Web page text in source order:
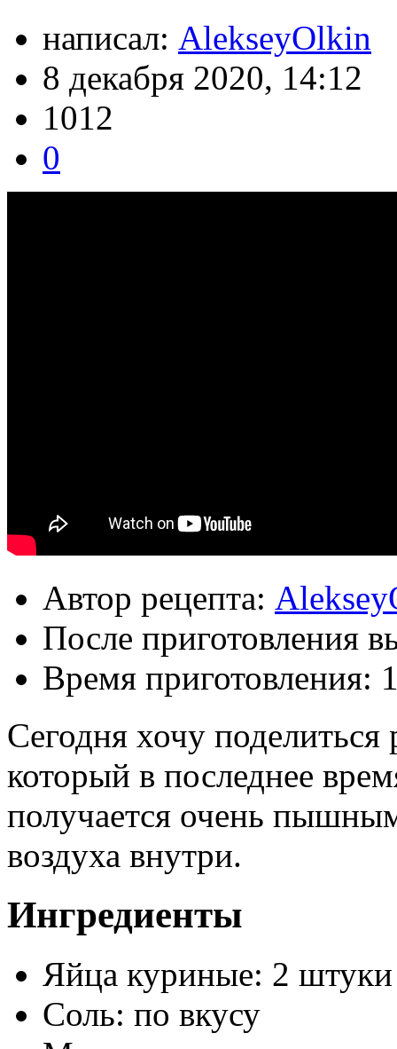
написал: AlekseyOlkin
8 декабря 2020, 14:12
1012
0
Автор рецепта:
После приготовления
Время приготовления:
Сегодня хочу
который в последнее
получается очень
воздуха внутри.
Ингредиенты
Яйца куриные: 2 штуки
Соль: по вкусу